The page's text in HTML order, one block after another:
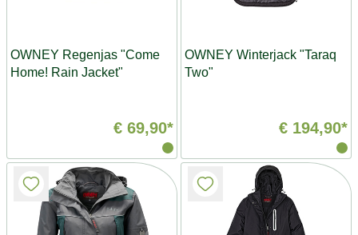
OWNEY Regenjas "Come
Home! Rain Jacket"
€ 69,90*
OWNEY Winterjack "Taraq
Two"
€ 194,90*